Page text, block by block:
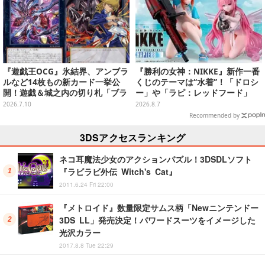
『遊戯王OCG』氷結界、アンブラ
ルなど14枚もの新カード一挙公
開！遊戯＆城之内の切り札「ブラ
ック・デーモンズ・ドラゴン」も
2026.7.10
『勝利の女神：NIKKE』新作一番
くじのテーマは“水着”！「ドロシ
ー」や「ラピ：レッドフード」
が“背中で魅せる”ポーズで立体化
2026.8.7
Recommended by
3DSアクセスランキング
ネコ耳魔法少女のアクションパズル！3DSDLソフト
『ラビラビ外伝 Witch's Cat』
2011.6.24 Fri 22:00
『メトロイド』数量限定サムス柄「Newニンテンドー
3DS LL」発売決定！パワードスーツをイメージした
光沢カラー
2017.8.8 Tue 22:29